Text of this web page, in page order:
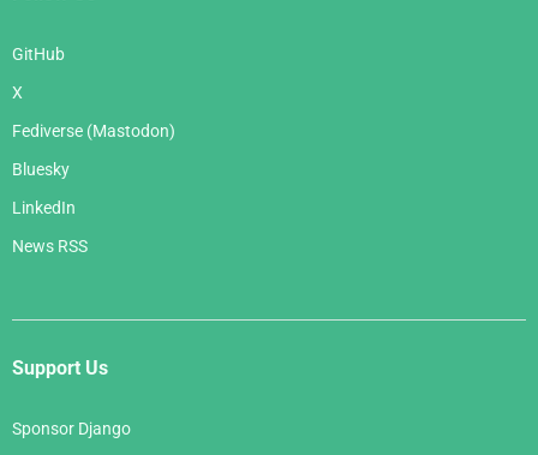
GitHub
X
Fediverse (Mastodon)
Bluesky
LinkedIn
News RSS
Support Us
Sponsor Django